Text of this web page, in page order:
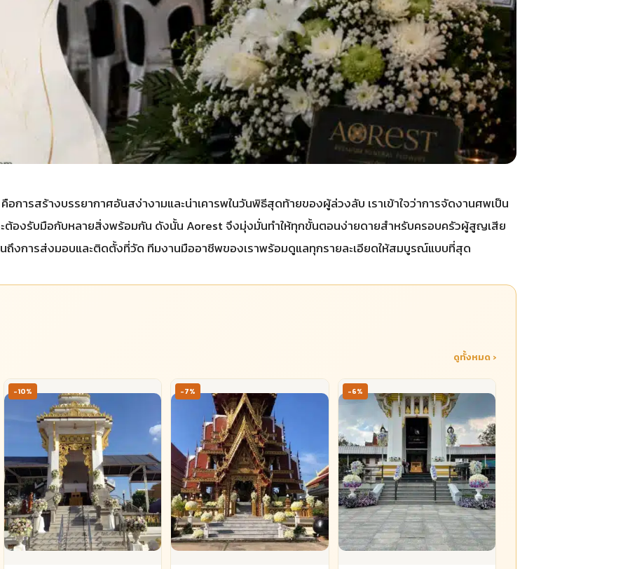
อการสร้างบรรยากาศอันสง่างามและน่าเคารพในวันพิธีสุดท้ายของผู้ล่วงลับ เราเข้าใจว่าการจัดงานศพเป็น
ะต้องรับมือกับหลายสิ่งพร้อมกัน ดังนั้น Aorest จึงมุ่งมั่นทำให้ทุกขั้นตอนง่ายดายสำหรับครอบครัวผู้สูญเสีย
ถึงการส่งมอบและติดตั้งที่วัด ทีมงานมืออาชีพของเราพร้อมดูแลทุกรายละเอียดให้สมบูรณ์แบบที่สุด
ดูทั้งหมด ›
-10% -7% -6%